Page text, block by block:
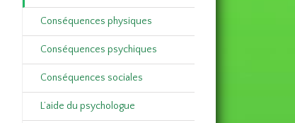
Conséquences physiques
Conséquences psychiques
Conséquences sociales
L’aide du psychologue